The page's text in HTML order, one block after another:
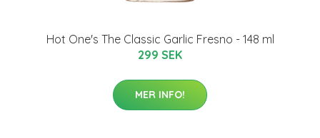
Hot One's The Classic Garlic Fresno - 148 ml
299 SEK
MER INFO!